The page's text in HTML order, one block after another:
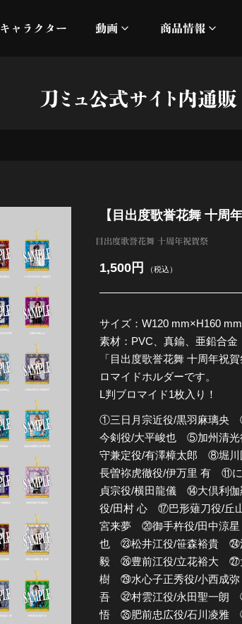
キャラクター 動画
オフィシャルムービー
商品情報
加州清光 単騎
静かなる夜半
全公演グッズ
ディスコグラ
刀ミュ公式サイト内通販
【目出度歌誉花舞 十周
目出度歌誉花舞 十周年祝賀祭
1,500円 （税込）
サイズ：W120 mm×H160 mm
素材：PVC、真鍮、亜鉛合金
「目出度歌誉花舞 十周年祝
ロマイドホルダーです。
L判ブロマイド1枚入り！
①三日月宗近役/黒羽麻璃
今剣役/大平峻也 ⑤加州清
守兼定役/有澤樟太郎 ⑧堀
長曽祢虎徹役/伊万里 有 ⑪
貞宗役/横田龍儀 ⑭大倶利
役/田村 心 ⑰巴形薙刀役/丘
宮来夢 ⑳御手杵役/田中涼
也 ㉓松井江役/笹森裕貴 ㉔
毅 ㉖豊前江役/立花裕大 ㉗
樹 ㉙水心子正秀役/小西成
吾 ㉜村雲江役/永田聖一朗
悟 ㉟肥前忠広役/石川凌雅